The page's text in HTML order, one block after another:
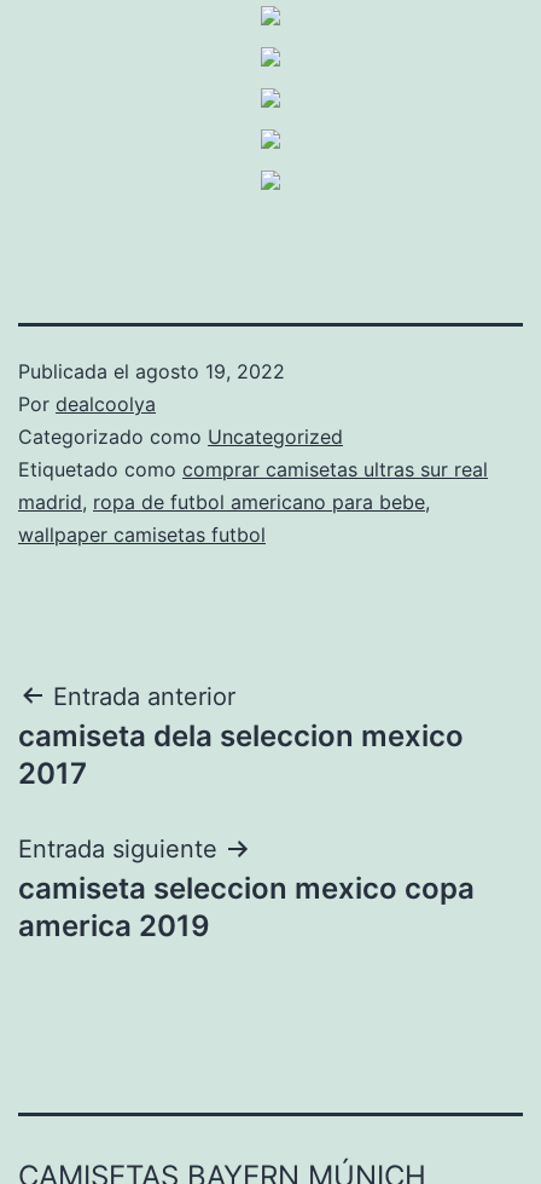
Publicada el agosto 19, 2022
Por dealcoolya
Categorizado como Uncategorized
Etiquetado como comprar camisetas ultras sur real
madrid, ropa de futbol americano para bebe,
wallpaper camisetas futbol
Navegación
de
Entrada anterior
camiseta dela seleccion mexico
2017
Entrada siguiente
camiseta seleccion mexico copa
america 2019
CAMISETAS BAYERN MÚNICH